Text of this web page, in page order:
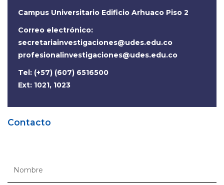
Campus Universitario Edificio Arhuaco Piso 2
Correo electrónico:
secretariainvestigaciones@udes.edu.co
profesionalinvestigaciones@udes.edu.co
Tel: (+57) (607) 6516500
Ext: 1021, 1023
Contacto